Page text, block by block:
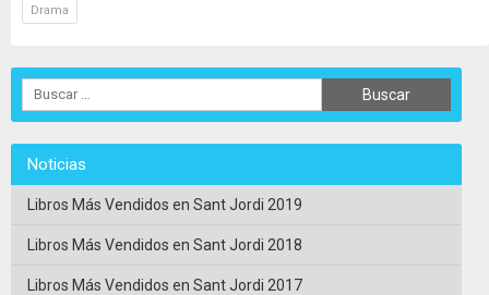
Drama
Noticias
Libros Más Vendidos en Sant Jordi 2019
Libros Más Vendidos en Sant Jordi 2018
Libros Más Vendidos en Sant Jordi 2017